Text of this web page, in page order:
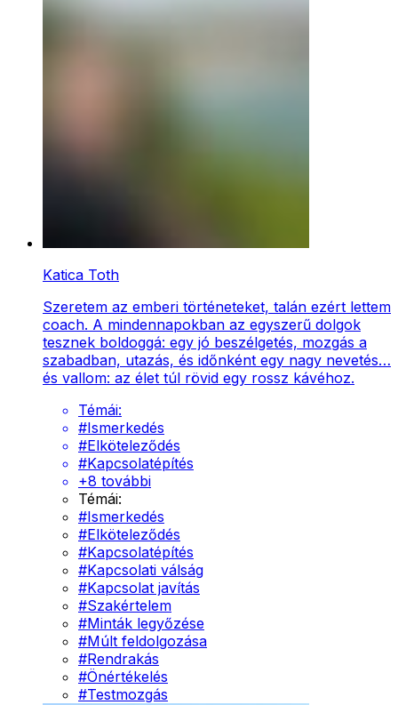
Katica Toth
Szeretem az emberi történeteket, talán ezért lettem
coach. A mindennapokban az egyszerű dolgok
tesznek boldoggá: egy jó beszélgetés, mozgás a
szabadban, utazás, és időnként egy nagy nevetés…
és vallom: az élet túl rövid egy rossz kávéhoz.
Témái:
#Ismerkedés
#Elköteleződés
#Kapcsolatépítés
+8 további
Témái:
#Ismerkedés
#Elköteleződés
#Kapcsolatépítés
#Kapcsolati válság
#Kapcsolat javítás
#Szakértelem
#Minták legyőzése
#Múlt feldolgozása
#Rendrakás
#Önértékelés
#Testmozgás